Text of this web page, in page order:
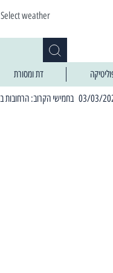
Select weather
דת ומסורת